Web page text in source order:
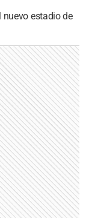
nuevo estadio de